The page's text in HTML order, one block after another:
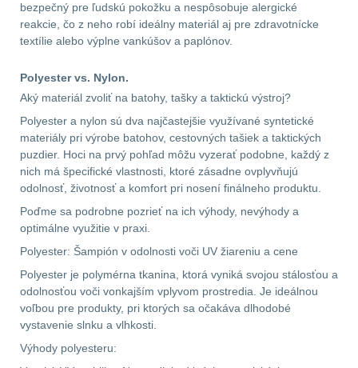
Předpažbí55
51
Raily, lišty, krytky66
Přední taktické
rukojeti50
Mechanická mířidla
30
Pistolové rukojeti20
Dvojnožky39
Príslušenstvo18
bezpečný pre ľudskú pokožku a nespôsobuje alergické
reakcie, čo z neho robí ideálny materiál aj pre zdravotnícke
textílie alebo výplne vankúšov a paplónov.
Polyester vs. Nylon.
Aký materiál zvoliť na batohy, tašky a taktickú výstroj?
Polyester a nylon sú dva najčastejšie využívané syntetické
materiály pri výrobe batohov, cestovných tašiek a taktických
puzdier. Hoci na prvý pohľad môžu vyzerať podobne, každý z
nich má špecifické vlastnosti, ktoré zásadne ovplyvňujú
odolnosť, životnosť a komfort pri nosení finálneho produktu.
Poďme sa podrobne pozrieť na ich výhody, nevýhody a
optimálne využitie v praxi.
Polyester: Šampión v odolnosti voči UV žiareniu a cene
Polyester je polymérna tkanina, ktorá vyniká svojou stálosťou a
odolnosťou voči vonkajším vplyvom prostredia. Je ideálnou
voľbou pre produkty, pri ktorých sa očakáva dlhodobé
vystavenie slnku a vlhkosti.
Výhody polyesteru: